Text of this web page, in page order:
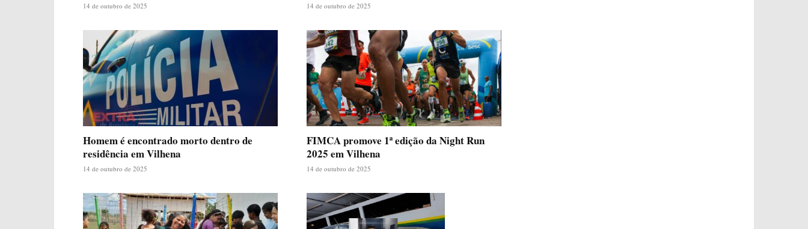
14 de outubro de 2025 14 de outubro de 2025
Homem é encontrado morto dentro de
residência em Vilhena
14 de outubro de 2025
FIMCA promove 1ª edição da Night Run
2025 em Vilhena
14 de outubro de 2025